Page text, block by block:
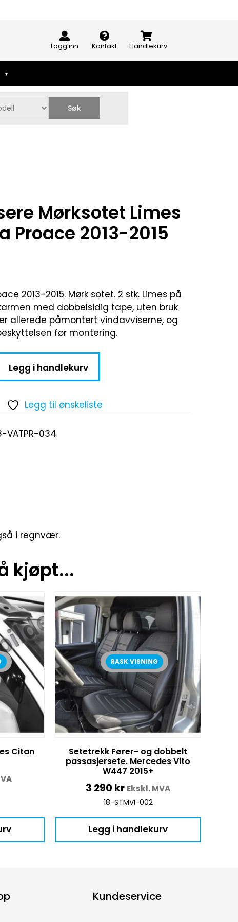
Logg inn Kontakt Handlekurv
Søk
Mørksotet Limes
Proace 2013-2015
2013-2015. Mørk sotet. 2 stk. Limes på
med dobbelsidig tape, uten bruk
allerede påmontert vindavviserne, og
før montering.
Legg i handlekurv
Legg til ønskeliste
VATPR-034
i regnvær.
kjøpt...
Citan
RASK VISNING
Setetrekk Fører- og dobbelt
passasjersete. Mercedes Vito
W447 2015+
3 290 kr Ekskl. MVA
18-STMVI-002
Legg i handlekurv
Kundeservice